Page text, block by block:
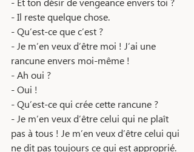
- Et ton désir de vengeance envers toi ?
- Il reste quelque chose.
- Qu’est-ce que c’est ?
- Je m’en veux d’être moi ! J’ai une
rancune envers moi-même !
- Ah oui ?
- Oui !
- Qu’est-ce qui crée cette rancune ?
- Je m’en veux d’être celui qui ne plaît
pas à tous ! Je m’en veux d’être celui qui
ne dit pas toujours ce qui est approprié.